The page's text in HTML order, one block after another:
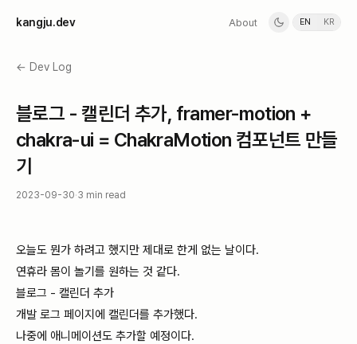
kangju.dev About EN KR
← Dev Log
블로그 - 캘린더 추가, framer-motion +
chakra-ui = ChakraMotion 컴포넌트 만들
기
2023-09-30·3 min read
오늘도 뭔가 하려고 했지만 제대로 한게 없는 날이다.
연휴라 몸이 놀기를 원하는 것 같다.
블로그 - 캘린더 추가
개발 로그 페이지에 캘린더를 추가했다.
나중에 애니메이션도 추가할 예정이다.